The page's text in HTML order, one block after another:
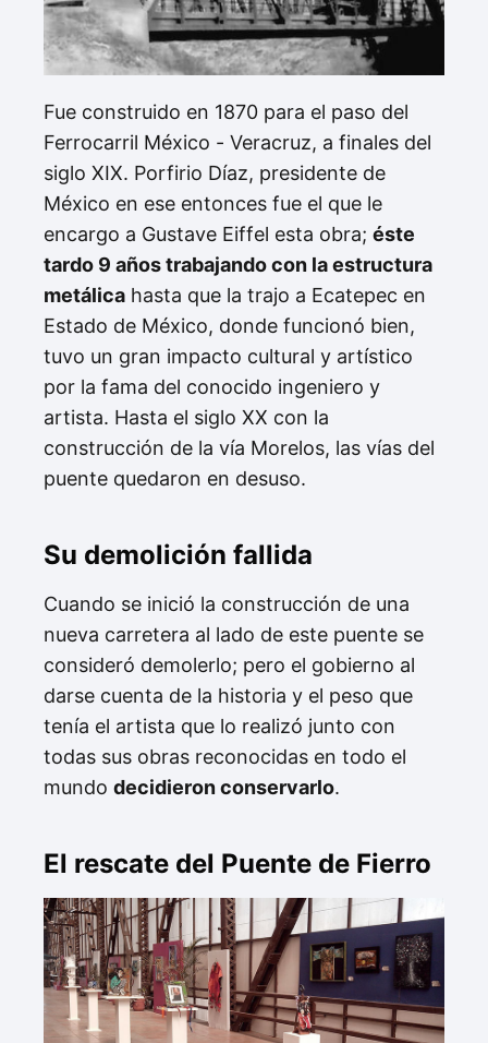
Fue construido en 1870 para el paso del
Ferrocarril México - Veracruz, a finales del
siglo XIX. Porfirio Díaz, presidente de
México en ese entonces fue el que le
encargo a Gustave Eiffel esta obra; éste
tardo 9 años trabajando con la estructura
metálica hasta que la trajo a Ecatepec en
Estado de México, donde funcionó bien,
tuvo un gran impacto cultural y artístico
por la fama del conocido ingeniero y
artista. Hasta el siglo XX con la
construcción de la vía Morelos, las vías del
puente quedaron en desuso.
Su demolición fallida
Cuando se inició la construcción de una
nueva carretera al lado de este puente se
consideró demolerlo; pero el gobierno al
darse cuenta de la historia y el peso que
tenía el artista que lo realizó junto con
todas sus obras reconocidas en todo el
mundo decidieron conservarlo.
El rescate del Puente de Fierro